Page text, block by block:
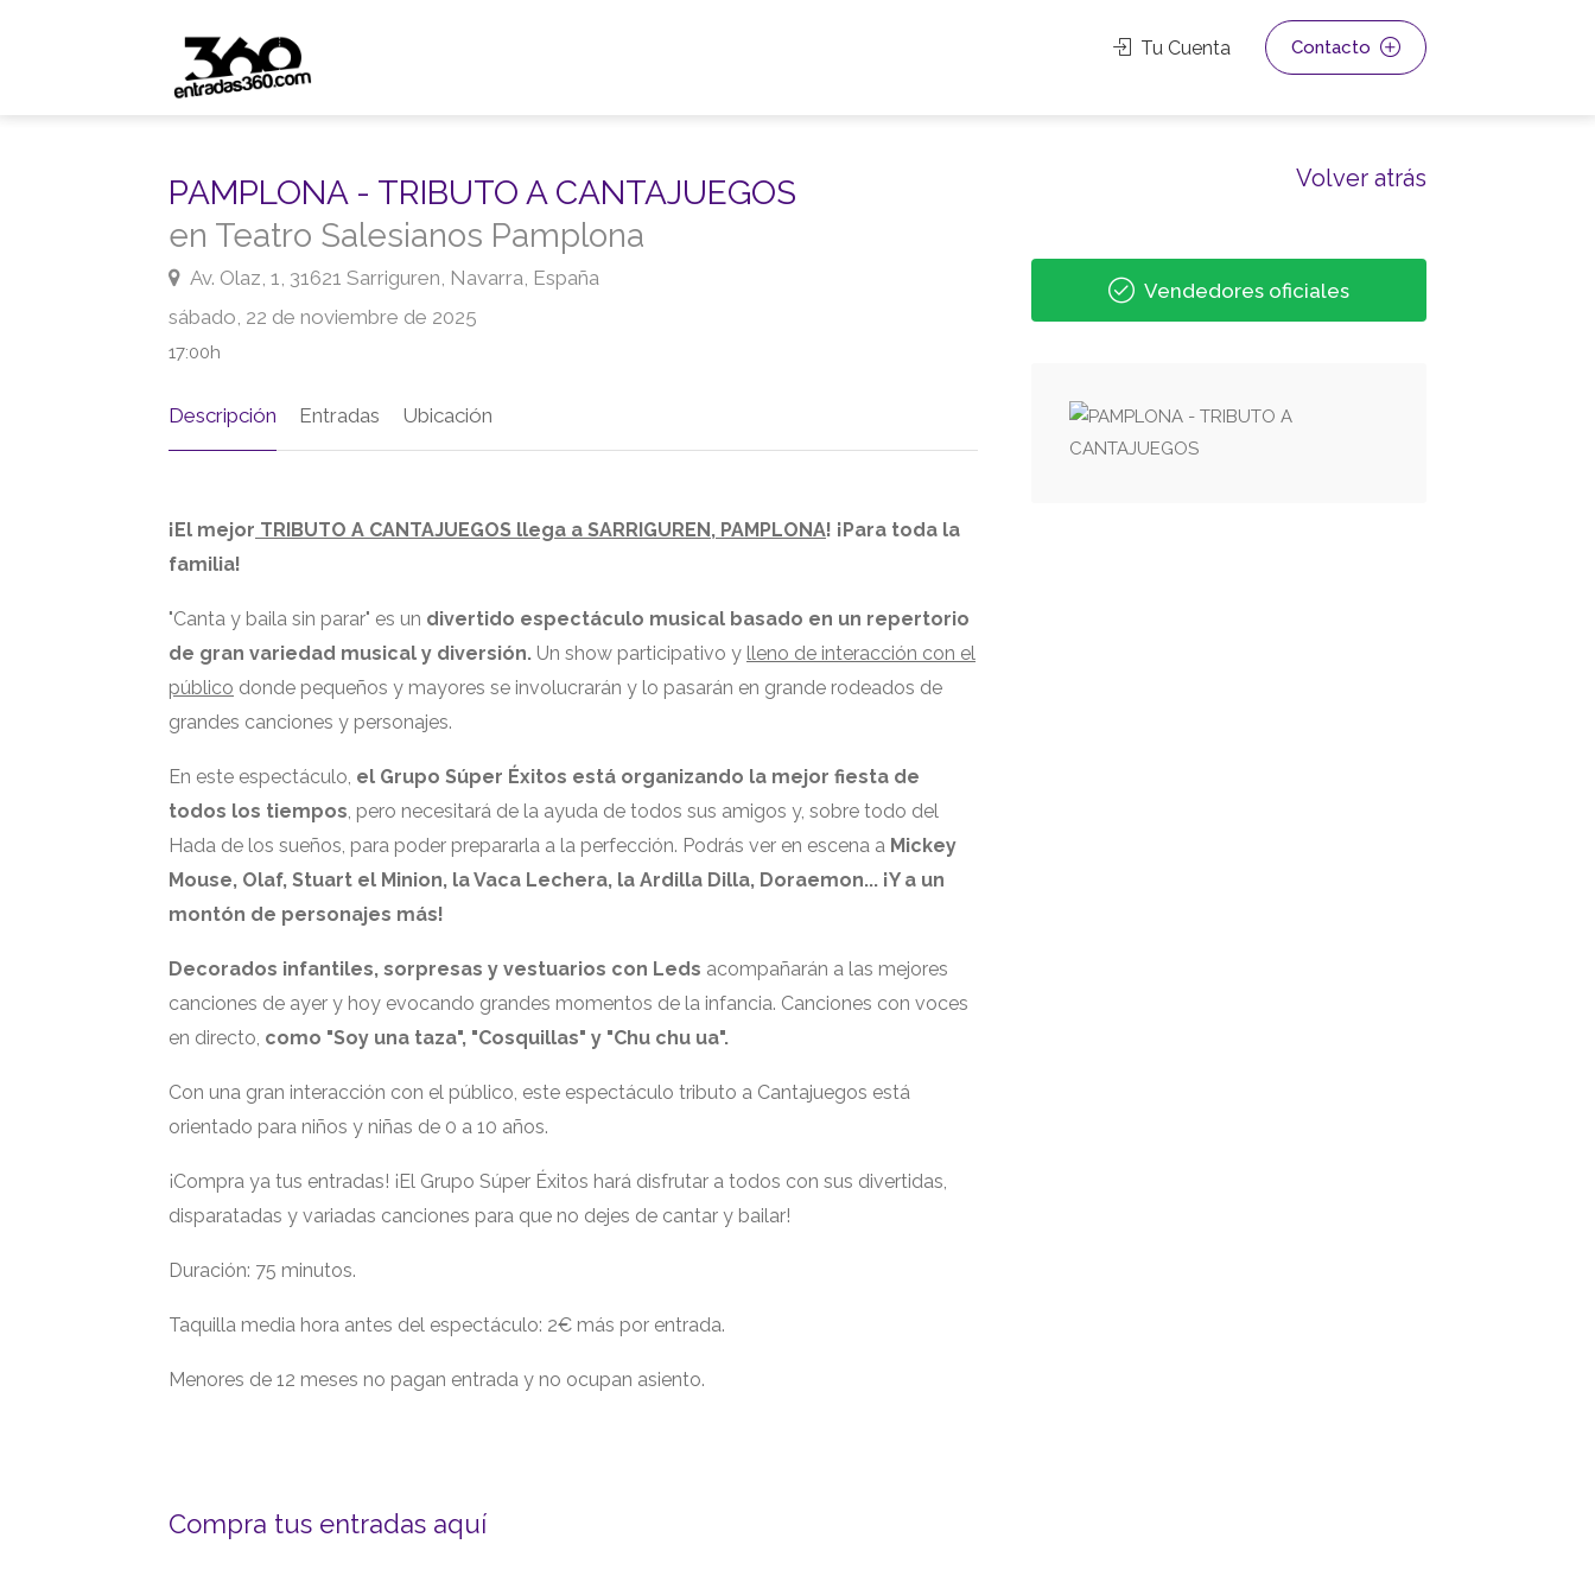
Tu Cuenta Contacto
Volver atrás
PAMPLONA - TRIBUTO A CANTAJUEGOS
en Teatro Salesianos Pamplona
Av. Olaz, 1, 31621 Sarriguren, Navarra, España
sábado, 22 de noviembre de 2025
17:00h
Descripción Entradas Ubicación
¡El mejor TRIBUTO A CANTAJUEGOS llega a SARRIGUREN, PAMPLONA! ¡Para toda la
familia!
"Canta y baila sin parar" es un divertido espectáculo musical basado en un repertorio
de gran variedad musical y diversión. Un show participativo y lleno de interacción con el
público donde pequeños y mayores se involucrarán y lo pasarán en grande rodeados de
grandes canciones y personajes.
En este espectáculo, el Grupo Súper Éxitos está organizando la mejor fiesta de
todos los tiempos, pero necesitará de la ayuda de todos sus amigos y, sobre todo del
Hada de los sueños, para poder prepararla a la perfección. Podrás ver en escena a Mickey
Mouse, Olaf, Stuart el Minion, la Vaca Lechera, la Ardilla Dilla, Doraemon... ¡Y a un
montón de personajes más!
Decorados infantiles, sorpresas y vestuarios con Leds acompañarán a las mejores
canciones de ayer y hoy evocando grandes momentos de la infancia. Canciones con voces
en directo, como "Soy una taza", "Cosquillas" y "Chu chu ua".
Con una gran interacción con el público, este espectáculo tributo a Cantajuegos está
orientado para niños y niñas de 0 a 10 años.
¡Compra ya tus entradas! ¡El Grupo Súper Éxitos hará disfrutar a todos con sus divertidas,
disparatadas y variadas canciones para que no dejes de cantar y bailar!
Duración: 75 minutos.
Taquilla media hora antes del espectáculo: 2€ más por entrada.
Menores de 12 meses no pagan entrada y no ocupan asiento.
Compra tus entradas aquí
Vendedores oficiales